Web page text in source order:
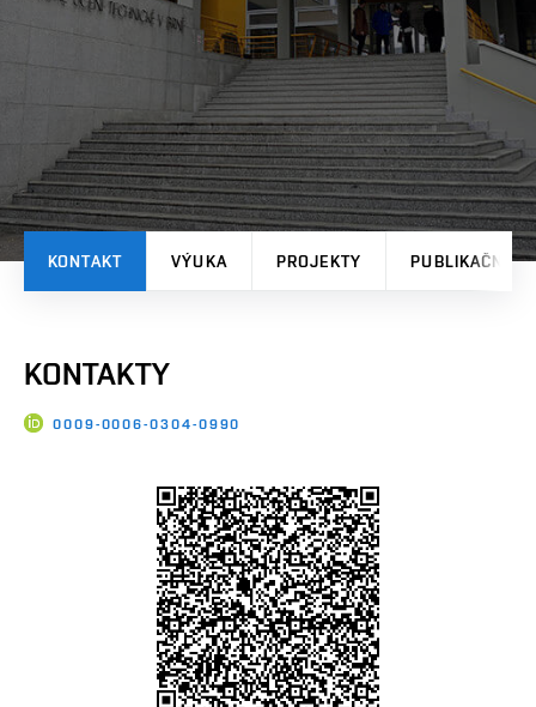
KONTAKT VÝUKA PROJEKTY PUBLIKAČNÍ
KONTAKTY
0009-0006-0304-0990